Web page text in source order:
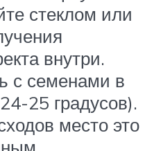
стеклом или
внутри.
с семенами в
25 градусов).
место это